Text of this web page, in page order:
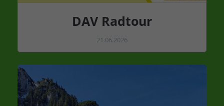
DAV Radtour
21.06.2026